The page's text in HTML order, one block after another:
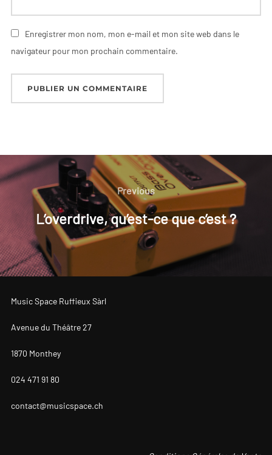
Enregistrer mon nom, mon e-mail et mon site web dans le
navigateur pour mon prochain commentaire.
e
a
t
i
v
e
Navigation
de
l’article
Previous
Previous
L’overdrive, qu’est-ce que c’est ?
Music Space Ruffieux Sàrl
Avenue du Théâtre 27
1870 Monthey
024 471 91 80
contact@musicspace.ch